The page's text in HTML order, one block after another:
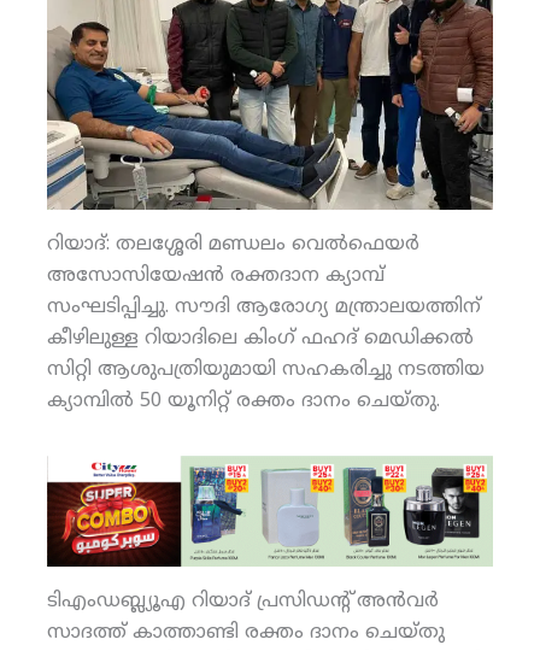
റിയാദ്: തലശ്ശേരി മണ്ഡലം വെല്‍ഫെയര്‍
അസോസിയേഷന്‍ രക്തദാന ക്യാമ്പ്
സംഘടിപ്പിച്ചു. സൗദി ആരോഗ്യ മന്ത്രാലയത്തിന്
കീഴിലുള്ള റിയാദിലെ കിംഗ് ഫഹദ് മെഡിക്കല്‍
സിറ്റി ആശുപത്രിയുമായി സഹകരിച്ചു നടത്തിയ
ക്യാമ്പില്‍ 50 യൂനിറ്റ് രക്തം ദാനം ചെയ്തു.
ടിഎംഡബ്ല്യൂഎ റിയാദ് പ്രസിഡന്റ് അന്‍വര്‍
സാദത്ത് കാത്താണ്ടി രക്തം ദാനം ചെയ്തു